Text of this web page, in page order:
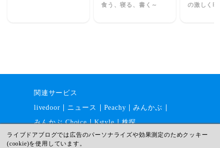
食う、寝る、書く～
の激しく
関連サービス
livedoor
ニュース Peachy
みんかぶ
みんかぶ Choice
Kstyle 株探
ライブドアブログでは広告のパーソナライズや効果測定のためクッキー
(cookie)を使用しています。